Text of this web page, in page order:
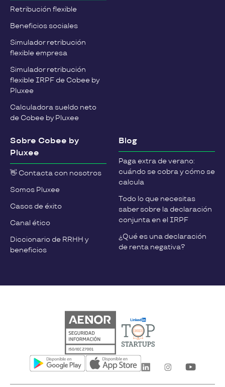
Retribución flexible
Beneficios sociales
Simulador retribución
flexible empresa
Simulador retribución
flexible IRPF de Cobee by
Pluxee
Calculadora sueldo neto
de Cobee by Pluxee
Sobre Cobee by
Pluxee
👋 Contacta con nosotros
Somos Pluxee
Casos de éxito
Canal ético
Diccionario de RRHH y
beneficios
Blog
Paga extra de verano:
cuándo se cobra y cómo se
calcula
Todo lo que necesitas
saber sobre la declaración
conjunta en el IRPF
¿Qué es una declaración
de renta negativa?